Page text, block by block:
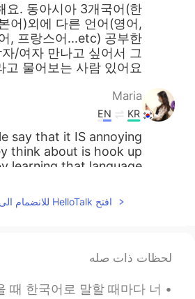
요. 동아시아 3개국어(한
어)외에 다른 언어(영어,
, 프랑스어...etc) 공부한
/여자 만나고 싶어서 그
고 물어보는 사람 있어요.
Maria
KR
EN
say that it IS annoying
think about is hook up
learning that language
kidy
한국도 비슷하다면 비슷...
KR
EN
افتح HelloTalk للانضمام الى المحادثة
لحظات ذات صله
말하든 말을 더듬어요 평생 이렇게 말 더듬을 것 같아서 너무 싫어요... 한국에 갔을 때 한국어로 말할 때마다 너...